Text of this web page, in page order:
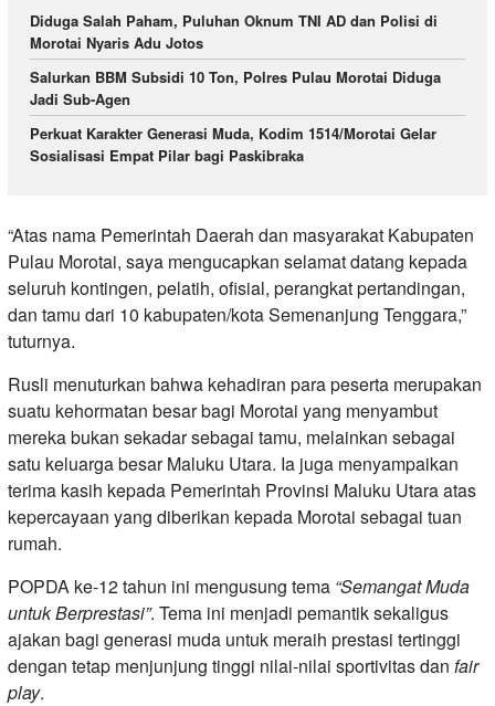
Diduga Salah Paham, Puluhan Oknum TNI AD dan Polisi di
Morotai Nyaris Adu Jotos
Salurkan BBM Subsidi 10 Ton, Polres Pulau Morotai Diduga
Jadi Sub-Agen
Perkuat Karakter Generasi Muda, Kodim 1514/Morotai Gelar
Sosialisasi Empat Pilar bagi Paskibraka
“Atas nama Pemerintah Daerah dan masyarakat Kabupaten
Pulau Morotai, saya mengucapkan selamat datang kepada
seluruh kontingen, pelatih, ofisial, perangkat pertandingan,
dan tamu dari 10 kabupaten/kota Semenanjung Tenggara,”
tuturnya.
Rusli menuturkan bahwa kehadiran para peserta merupakan
suatu kehormatan besar bagi Morotai yang menyambut
mereka bukan sekadar sebagai tamu, melainkan sebagai
satu keluarga besar Maluku Utara. Ia juga menyampaikan
terima kasih kepada Pemerintah Provinsi Maluku Utara atas
kepercayaan yang diberikan kepada Morotai sebagai tuan
rumah.
POPDA ke-12 tahun ini mengusung tema “Semangat Muda
untuk Berprestasi”. Tema ini menjadi pemantik sekaligus
ajakan bagi generasi muda untuk meraih prestasi tertinggi
dengan tetap menjunjung tinggi nilai-nilai sportivitas dan fair
play.